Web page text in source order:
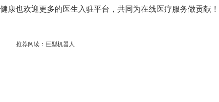
健康也欢迎更多的医生入驻平台，共同为在线医疗服务做贡献！
推荐阅读： 巨型机器人